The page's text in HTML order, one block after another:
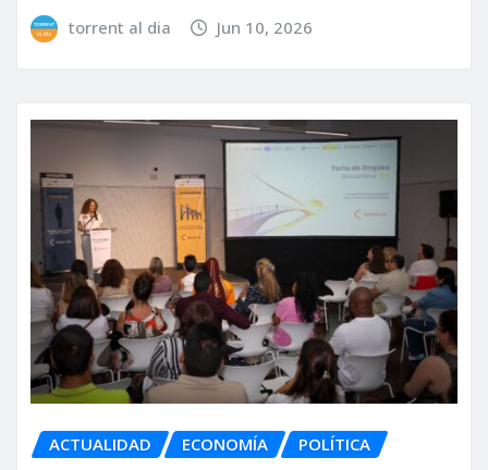
torrent al dia Jun 10, 2026
ACTUALIDAD ECONOMÍA POLÍTICA